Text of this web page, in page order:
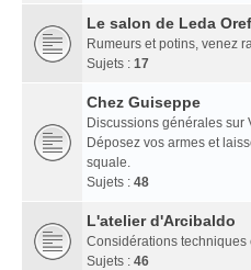
Le salon de Leda
Rumeurs et potins, venez
Sujets : 17
Chez Guiseppe
Discussions générales sur
Déposez vos armes et
squale.
Sujets : 48
L'atelier d'Arcibaldo
Considérations techniques
Sujets : 46